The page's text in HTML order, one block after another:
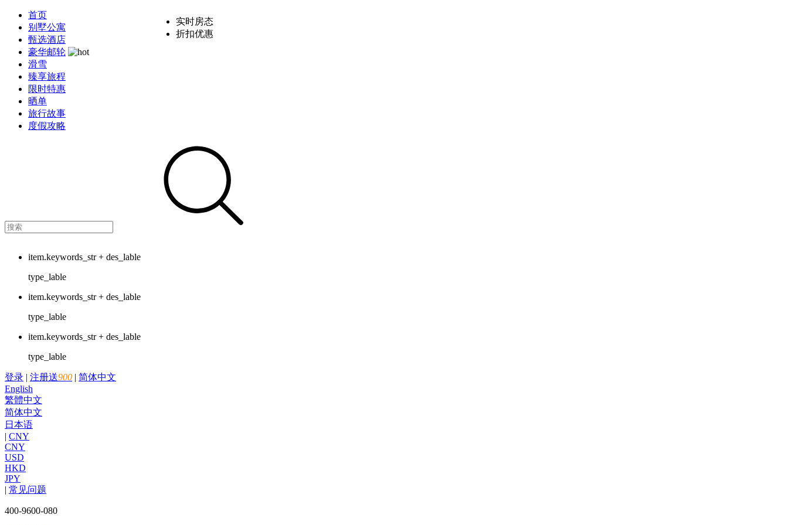
首页
别墅公寓
甄选酒店
豪华邮轮
滑雪
臻享旅程
限时特惠
晒单
旅行故事
度假攻略
item.keywords_str + des_lable
type_lable
item.keywords_str + des_lable
type_lable
item.keywords_str + des_lable
type_lable
登录 | 注册送900 | 简体中文
English
繁體中文
简体中文
日本语
| CNY
CNY
USD
HKD
JPY
| 常见问题
400-9600-080
实时房态
折扣优惠